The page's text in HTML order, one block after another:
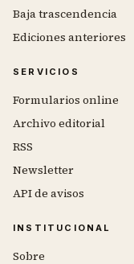
Baja trascendencia
Ediciones anteriores
SERVICIOS
Formularios online
Archivo editorial
RSS
Newsletter
API de avisos
INSTITUCIONAL
Sobre